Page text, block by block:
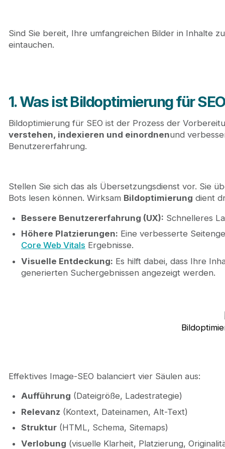
Sind Sie bereit, Ihre umfangreichen Bilder in Inhalte
eintauchen.
1. Was ist Bildoptimierung für
Bildoptimierung für SEO ist der Prozess der
verstehen, indexieren und einordnenund
Benutzererfahrung.
Stellen Sie sich das als Übersetzungsdienst vor. Sie
Bots lesen können. Wirksam Bildoptimierung dient
Bessere Benutzererfahrung (UX): Schnelleres
Höhere Platzierungen: Eine verbesserte
Core Web Vitals Ergebnisse.
Visuelle Entdeckung: Es hilft dabei, dass Ihre
generierten Suchergebnissen angezeigt werden.
Effektives Image-SEO balanciert vier Säulen aus:
Aufführung (Dateigröße, Ladestrategie)
Relevanz (Kontext, Dateinamen, Alt-Text)
Struktur(HTML, Schema, Sitemaps)
Verlobung (visuelle Klarheit, Platzierung,